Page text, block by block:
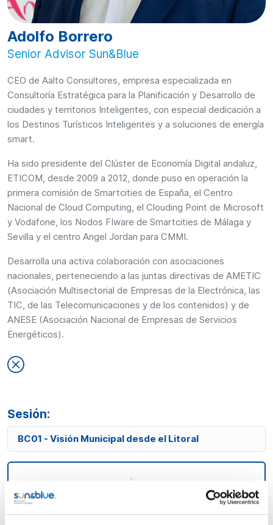
Adolfo Borrero
Senior Advisor Sun&Blue
CEO de Aalto Consultores, empresa especializada en
Consultoría Estratégica para la Planificación y Desarrollo de
ciudades y territorios Inteligentes, con especial dedicación a
los Destinos Turísticos Inteligentes y a soluciones de energía
smart.
Ha sido presidente del Clúster de Economía Digital andaluz,
ETICOM, desde 2009 a 2012, donde puso en operación la
primera comisión de Smartcities de España, el Centro
Nacional de Cloud Computing, el Clouding Point de Microsoft
y Vodafone, los Nodos FIware de Smartcities de Málaga y
Sevilla y el centro Angel Jordan para CMMI.
Desarrolla una activa colaboración con asociaciones
nacionales, perteneciendo a las juntas directivas de AMETIC
(Asociación Multisectorial de Empresas de la Electrónica, las
TIC, de las Telecomunicaciones y de los contenidos) y de
ANESE (Asociación Nacional de Empresas de Servicios
Energéticos).
Sesión:
BC01 - Visión Municipal desde el Litoral
miércoles, 19 de
Room Orange